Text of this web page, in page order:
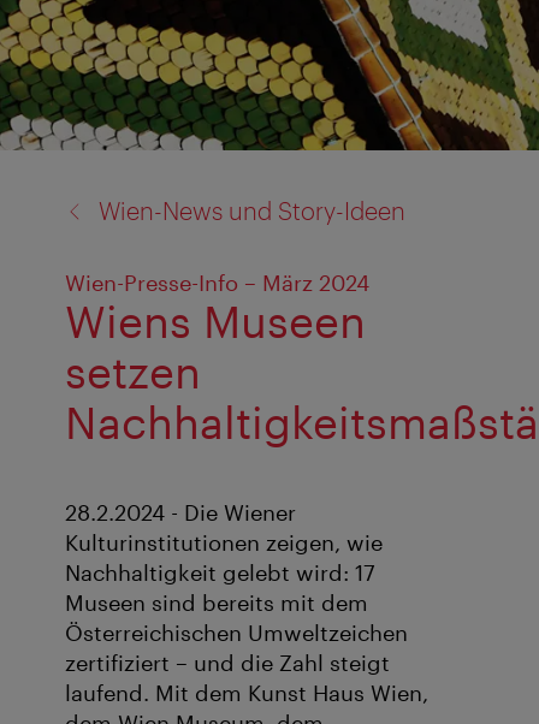
Wien-News und Story-Ideen
Wien-Presse-Info – März 2024
Wiens Museen
setzen
28.2.2024 - Die Wiener
Kulturinstitutionen zeigen, wie
Nachhaltigkeit gelebt wird: 17
Museen sind bereits mit dem
Österreichischen Umweltzeichen
zertifiziert – und die Zahl steigt
laufend. Mit dem Kunst Haus Wien,